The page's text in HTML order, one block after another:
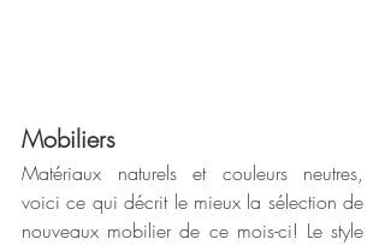
Mobiliers
Matériaux naturels et couleurs neutres,
voici ce qui décrit le mieux la sélection de
nouveaux mobilier de ce mois-ci! Le style